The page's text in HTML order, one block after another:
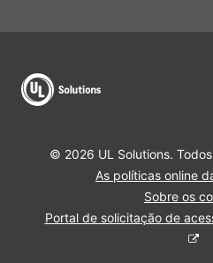
© 2026 UL Solutions.
As políticas online
Sobre os
Portal de solicitação de